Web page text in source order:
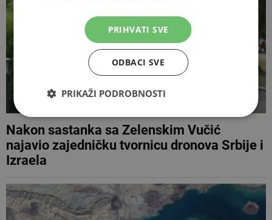
Nakon sastanka sa Zelenskim Vučić
najavio zajedničku tvornicu dronova Srbije i
Izraela
PRIHVATI SVE
ODBACI SVE
PRIKAŽI PODROBNOSTI